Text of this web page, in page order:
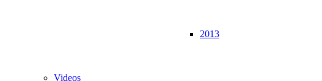
2013
Videos